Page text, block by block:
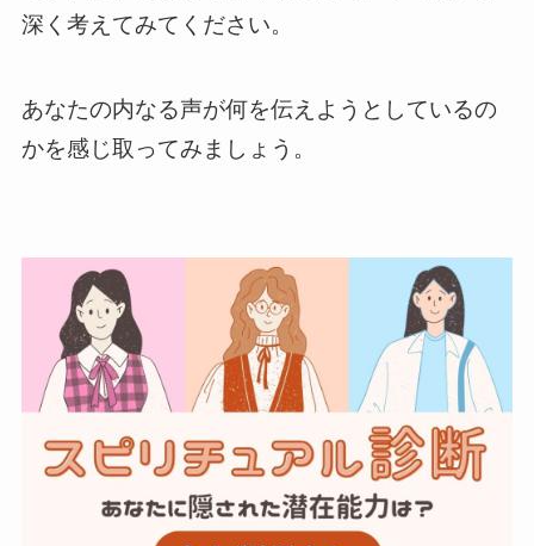
深く考えてみてください。
あなたの内なる声が何を伝えようとしているの
かを感じ取ってみましょう。